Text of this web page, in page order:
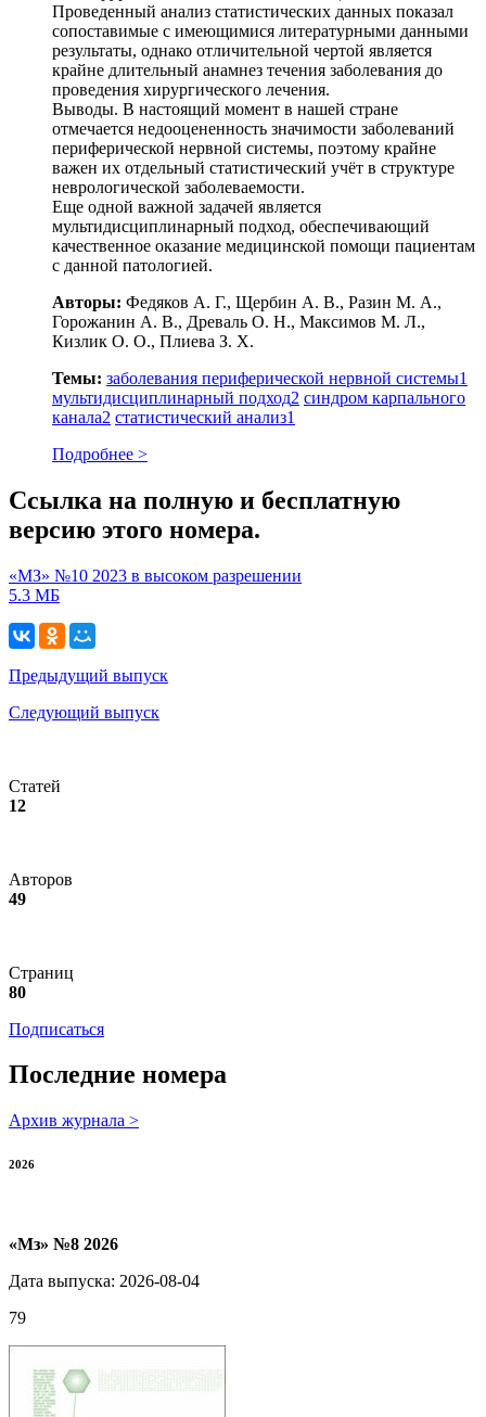
Проведенный анализ статистических данных показал
сопоставимые с имеющимися литературными данными
результаты, однако отличительной чертой является
крайне длительный анамнез течения заболевания до
проведения хирургического лечения.
Выводы. В настоящий момент в нашей стране
отмечается недооцененность значимости заболеваний
периферической нервной системы, поэтому крайне
важен их отдельный статистический учёт в структуре
неврологической заболеваемости.
Еще одной важной задачей является
мультидисциплинарный подход, обеспечивающий
качественное оказание медицинской помощи пациентам
с данной патологией.
Авторы: Федяков А. Г., Щербин А. В., Разин М. А.,
Горожанин А. В., Древаль О. Н., Максимов М. Л.,
Кизлик О. О., Плиева З. Х.
Темы: заболевания периферической нервной системы1
мультидисциплинарный подход2 синдром карпального
канала2 статистический анализ1
Подробнее >
Ссылка на полную и бесплатную
версию этого номера.
«МЗ» №10 2023 в высоком разрешении
5.3 МБ
Предыдущий выпуск
Следующий выпуск
Статей
12
Авторов
49
Страниц
80
Подписаться
Последние номера
Архив журнала >
2026
«Мз» №8 2026
Дата выпуска: 2026-08-04
79